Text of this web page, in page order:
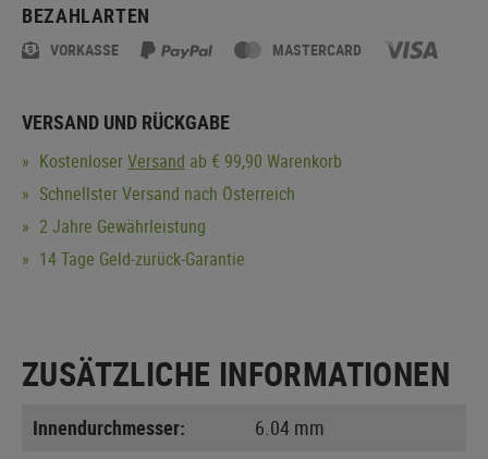
BEZAHLARTEN
VORKASSE MASTERCARD
VERSAND UND RÜCKGABE
KostenloserVersand ab € 99,90 Warenkorb
Schnellster Versand nach Österreich
2 Jahre Gewährleistung
14 Tage Geld-zurück-Garantie
ZUSÄTZLICHE INFORMATIONEN
Innendurchmesser: 6.04 mm